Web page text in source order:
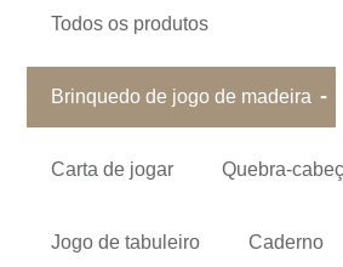
Todos os produtos
Brinquedo de jogo de madeira
Carta de jogar Quebra-
Jogo de tabuleiro Caderno